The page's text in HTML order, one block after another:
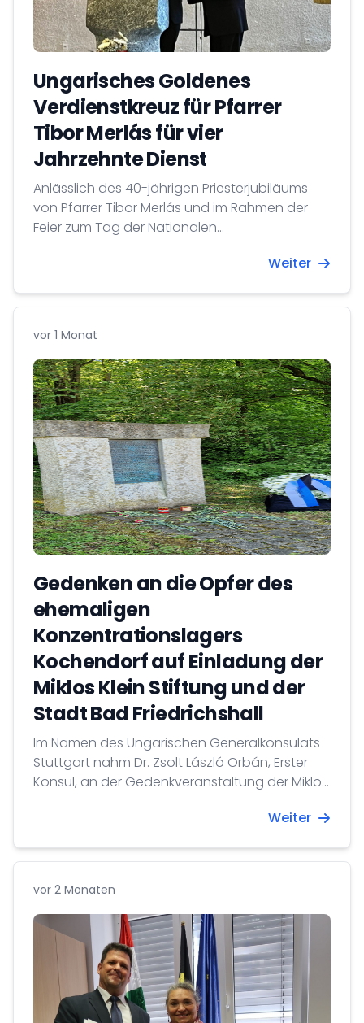
Ungarisches Goldenes
Verdienstkreuz für Pfarrer
Tibor Merlás für vier
Jahrzehnte Dienst
Anlässlich des 40-jährigen Priesterjubiläums
von Pfarrer Tibor Merlás und im Rahmen der
Feier zum Tag der Nationalen
Generalkonsul Dr. András Izsák ihm vor rund
Verdienstkreuz.
Weiter
vor 1 Monat
Gedenken an die Opfer des
ehemaligen
Konzentrationslagers
Kochendorf auf Einladung der
Miklos Klein Stiftung und der
Stadt Bad Friedrichshall
Im Namen des Ungarischen Generalkonsulats
Stuttgart nahm Dr. Zsolt László Orbán, Erster
Konsul, an der Gedenkveranstaltung der Miklos
ehemaligen Konzentrationslagers Kochendorf
Weiter
vor 2 Monaten